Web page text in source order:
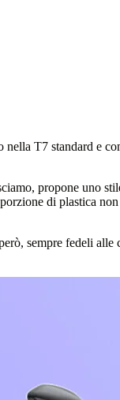
nella T7 standard e
propone uno
di plastica
sempre fedeli